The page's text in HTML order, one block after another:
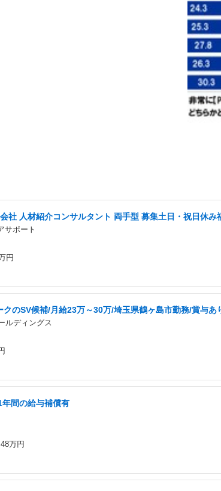
社 人材紹介コンサルタント 両手型 募集土日・祝日休み
サポート
円
クのSV候補/月給23万～30万/埼玉県鶴ヶ島市勤務/賞与あ
ルディングス
間の給与補償有
万円